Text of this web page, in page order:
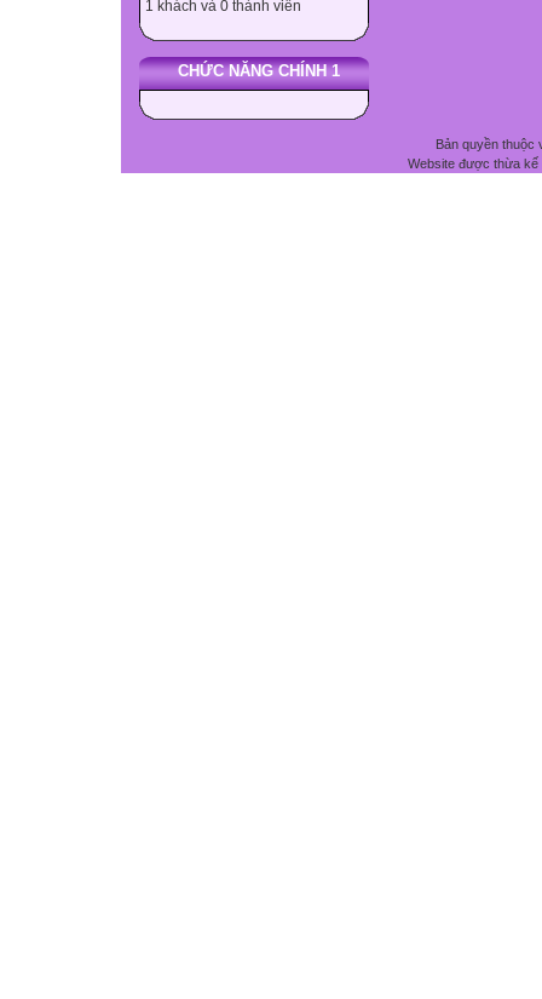
1 khách và 0 thành viên
CHỨC NĂNG CHÍNH 1
Bản quyền thuộc
Website được thừa